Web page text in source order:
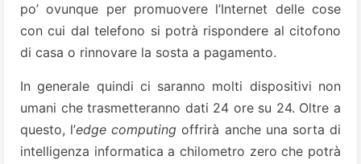
po’ ovunque per promuovere l’Internet delle cose
con cui dal telefono si potrà rispondere al citofono
di casa o rinnovare la sosta a pagamento.
In generale quindi ci saranno molti dispositivi non
umani che trasmetteranno dati 24 ore su 24. Oltre a
questo, l’edge computing offrirà anche una sorta di
intelligenza informatica a chilometro zero che potrà